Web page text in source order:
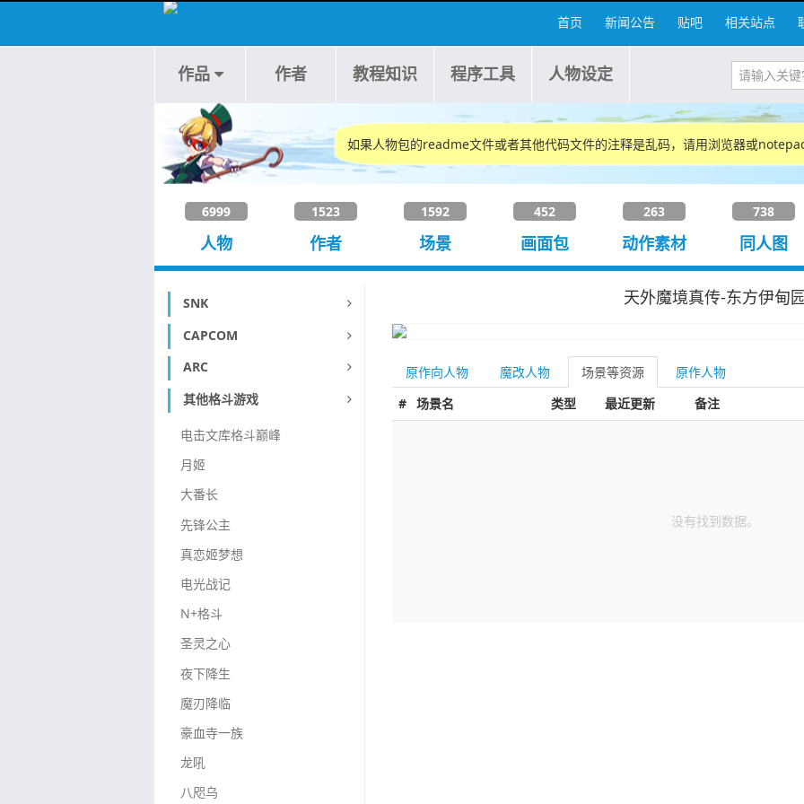
首页 新闻公告 贴吧 相关站点
作品 作者 教程知识 程序工具 人物设定
如果人物包的readme文件或者其他代码文件的注释是乱码，请用浏览器或
6999
人物
1523
作者
1592
场景
452
画面包
263
动作素材
738
同人图
SNK
CAPCOM
ARC
其他格斗游戏
电击文库格斗巅峰
月姬
大番长
先锋公主
真恋姬梦想
电光战记
N+格斗
圣灵之心
夜下降生
魔刃降临
豪血寺一族
龙吼
八咫乌
天外魔境真传-东方伊甸
原作向人物 魔改人物 场景等资源
原作人物
# 场景名 类型 最近更新 备注
没有找到数据。